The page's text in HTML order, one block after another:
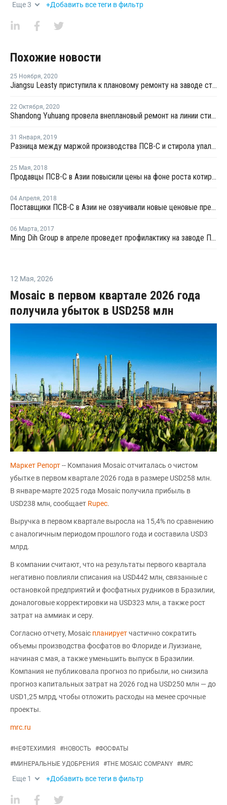
Еще3 +Добавить все теги в фильтр
Похожие новости
25 Ноября, 2020
Jiangsu Leasty приступила к плановому ремонту на заводе стирола № 1 в Цзянсу
22 Октября, 2020
Shandong Yuhuang провела внеплановый ремонт на линии стирола № 1 в Китае
31 Января, 2019
Разница между маржой производства ПСВ-С и стирола упала до месячного минимума в Азии
25 Мая, 2018
Продавцы ПСВ-С в Азии повысили цены на фоне роста котировок стирола
04 Апреля, 2018
Поставщики ПСВ-С в Азии не озвучивали новые ценовые предложения из-за праздников
06 Марта, 2017
Ming Dih Group в апреле проведет профилактику на заводе ПСВ-С в Бангкоке
12 Мая, 2026
Mosaic в первом квартале 2026 года
получила убыток в USD258 млн
Маркет Репорт-- Компания Mosaic отчиталась о чистом
убытке в первом квартале 2026 года в размере USD258 млн.
В январе-марте 2025 года Mosaic получила прибыль в
USD238 млн, сообщает Rupec.
Выручка в первом квартале выросла на 15,4% по сравнению
с аналогичным периодом прошлого года и составила USD3
млрд.
В компании считают, что на результаты первого квартала
негативно повлияли списания на USD442 млн, связанные с
остановкой предприятий и фосфатных рудников в Бразилии,
доналоговые корректировки на USD323 млн, а также рост
затрат на аммиак и серу.
Согласно отчету, Mosaic планируетчастично сократить
объемы производства фосфатов во Флориде и Луизиане,
начиная с мая, а также уменьшить выпуск в Бразилии.
Компания не публиковала прогноз по прибыли, но снизила
прогноз капитальных затрат на 2026 год на USD250 млн — до
USD1,25 млрд, чтобы отложить расходы на менее срочные
проекты.
mrc.ru
#НЕФТЕХИМИЯ #НОВОСТЬ #ФОСФАТЫ
#МИНЕРАЛЬНЫЕ УДОБРЕНИЯ #THE MOSAIC COMPANY #MRC
Еще 1 +Добавить все теги в фильтр